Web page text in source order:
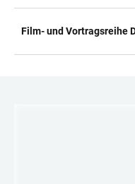
Film- und Vortragsreihe